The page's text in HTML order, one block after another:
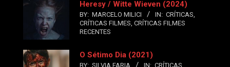
Heresy / Witte Wieven (2024)
BY: MARCELO MILICI IN: CRÍTICAS,
CRÍTICAS FILMES, CRÍTICAS FILMES
RECENTES
O Sétimo Dia (2021)
BY: SILVIA FARIA IN: CRÍTICAS